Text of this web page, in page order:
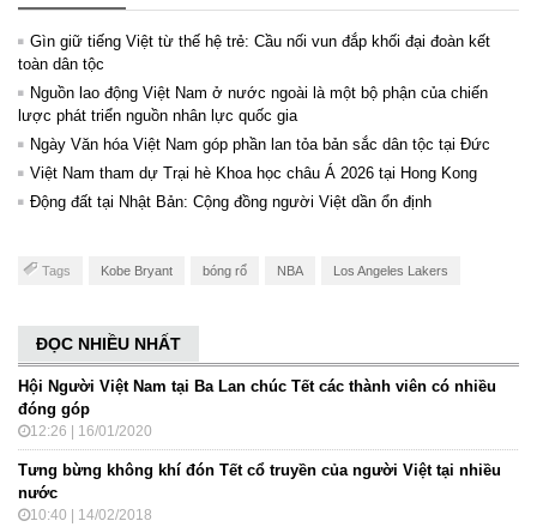
Gìn giữ tiếng Việt từ thế hệ trẻ: Cầu nối vun đắp khối đại đoàn kết
toàn dân tộc
Nguồn lao động Việt Nam ở nước ngoài là một bộ phận của chiến
lược phát triển nguồn nhân lực quốc gia
Ngày Văn hóa Việt Nam góp phần lan tỏa bản sắc dân tộc tại Đức ​
Việt Nam tham dự Trại hè Khoa học châu Á 2026 tại Hong Kong
Động đất tại Nhật Bản: Cộng đồng người Việt dần ổn định
Tags Kobe Bryant bóng rổ NBA Los Angeles Lakers
ĐỌC NHIỀU NHẤT
Hội Người Việt Nam tại Ba Lan chúc Tết các thành viên có nhiều
đóng góp
12:26 | 16/01/2020
Tưng bừng không khí đón Tết cổ truyền của người Việt tại nhiều
nước
10:40 | 14/02/2018